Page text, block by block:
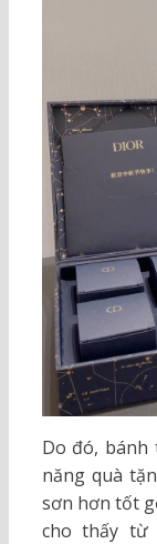
Do đó,
năng quà
sơn hơn tốt
cho thấy từ